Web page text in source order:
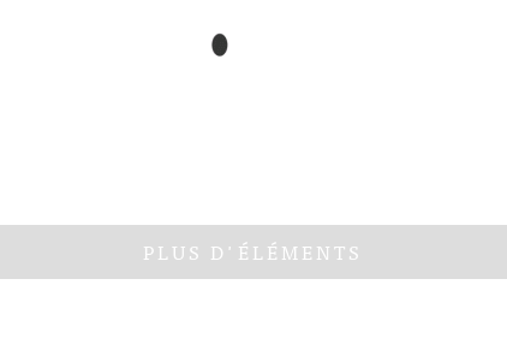
PLUS D'ÉLÉMENTS